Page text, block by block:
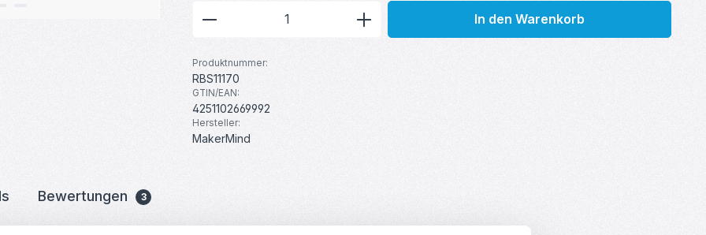
Produkt Anzahl: Gib den gewünschten Wert ein oder
In den Warenkorb
Produktnummer:
RBS11170
GTIN/EAN:
4251102669992
Hersteller:
MakerMind
Bewertungen 3